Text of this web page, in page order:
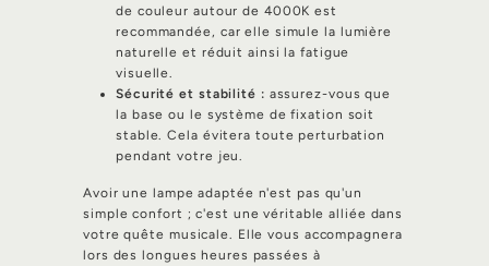
de couleur autour de 4000K est
recommandée, car elle simule la lumière
naturelle et réduit ainsi la fatigue
visuelle.
Sécurité et stabilité : assurez-vous que
la base ou le système de fixation soit
stable. Cela évitera toute perturbation
pendant votre jeu.
Avoir une lampe adaptée n'est pas qu'un
simple confort ; c'est une véritable alliée dans
votre quête musicale. Elle vous accompagnera
lors des longues heures passées à